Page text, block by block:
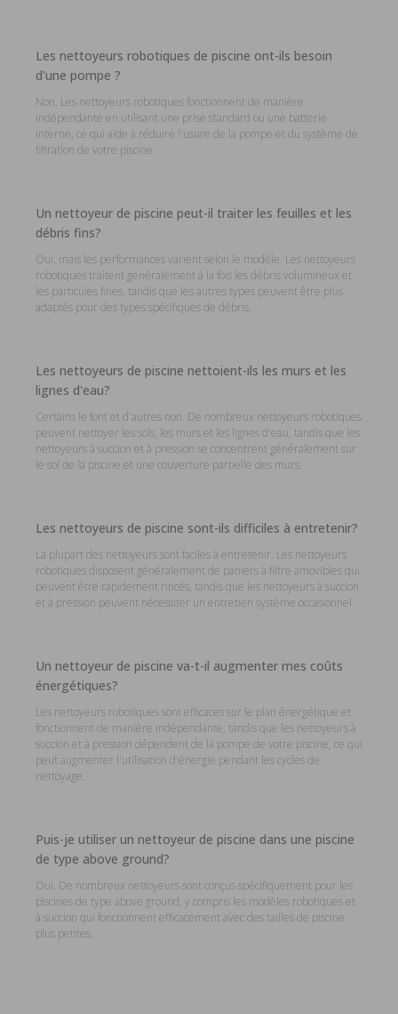
Les nettoyeurs robotiques de piscine ont-ils besoin
d'une pompe ?
Non. Les nettoyeurs robotiques fonctionnent de manière
indépendante en utilisant une prise standard ou une batterie
interne, ce qui aide à réduire l'usure de la pompe et du système de
filtration de votre piscine.
Un nettoyeur de piscine peut-il traiter les feuilles et les
débris fins?
Oui, mais les performances varient selon le modèle. Les nettoyeurs
robotiques traitent généralement à la fois les débris volumineux et
les particules fines, tandis que les autres types peuvent être plus
adaptés pour des types spécifiques de débris.
Les nettoyeurs de piscine nettoient-ils les murs et les
lignes d'eau?
Certains le font et d'autres non. De nombreux nettoyeurs robotiques
peuvent nettoyer les sols, les murs et les lignes d'eau, tandis que les
nettoyeurs à succion et à pression se concentrent généralement sur
le sol de la piscine et une couverture partielle des murs.
Les nettoyeurs de piscine sont-ils difficiles à entretenir?
La plupart des nettoyeurs sont faciles à entretenir. Les nettoyeurs
robotiques disposent généralement de paniers à filtre amovibles qui
peuvent être rapidement rincés, tandis que les nettoyeurs à succion
et à pression peuvent nécessiter un entretien système occasionnel.
Un nettoyeur de piscine va-t-il augmenter mes coûts
énergétiques?
Les nettoyeurs robotiques sont efficaces sur le plan énergétique et
fonctionnent de manière indépendante, tandis que les nettoyeurs à
succion et à pression dépendent de la pompe de votre piscine, ce qui
peut augmenter l'utilisation d'énergie pendant les cycles de
nettoyage.
Puis-je utiliser un nettoyeur de piscine dans une piscine
de type above ground?
Oui. De nombreux nettoyeurs sont conçus spécifiquement pour les
piscines de type above ground, y compris les modèles robotiques et
à succion qui fonctionnent efficacement avec des tailles de piscine
plus petites.